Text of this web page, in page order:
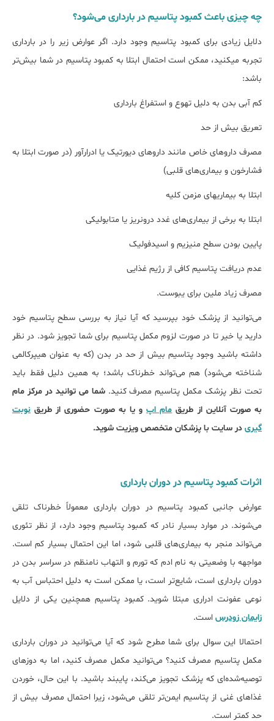
چه چیزی باعث کمبود پتاسیم در بارداری می‌شود؟
دلایل زیادی برای کمبود پتاسیم وجود دارد. اگر عوارض زیر را در بارداری
تجربه می‎کنید، ممکن است احتمال ابتلا به کمبود پتاسیم در شما بیش‌تر
باشد:
کم آبی بدن به دلیل تهوع و استفراغ بارداری
تعریق بیش از حد
مصرف داروهای خاص مانند داروهای دیورتیک یا ادرارآور (در صورت ابتلا به
فشارخون و بیماری‌های قلبی)
ابتلا به بیماری‎های مزمن کلیه
ابتلا به برخی از بیماری‌های غدد درون‎ریز یا متابولیکی
پایین بودن سطح منیزیم و اسیدفولیک
عدم دریافت پتاسیم کافی از رژیم غذایی
مصرف زیاد ملین برای یبوست.
می‌توانید از پزشک خود بپرسید که آیا نیاز به بررسی سطح پتاسیم خود
دارید یا خیر تا در صورت لزوم مکمل پتاسیم برای شما تجویز شود. در نظر
داشته باشید وجود پتاسیم بیش از حد در بدن (که به عنوان هیپرکالمی
شناخته می‌شود) هم می‌تواند خطرناک باشد؛ به همین دلیل فقط باید
تحت نظر پزشک مکمل پتاسیم مصرف کنید.شما می توانید در مرکز مام
به صورت آنلاین از طریقمام اپو یا به صورت حضوری از طریق نوبت
گیری در سایت با پزشکان متخصص ویزیت شوید.
اثرات کمبود پتاسیم در دوران بارداری
عوارض جانبی کمبود پتاسیم در دوران بارداری معمولاً خطرناک تلقی
می‌شوند. در موارد بسیار نادر که کمبود پتاسیم وجود دارد، از نظر تئوری
می‌تواند منجر به بیماری‌های قلبی شود، اما این احتمال بسیار کم است.
مواجهه با وضعیتی به نام ادم که تورم و التهاب نامنظم در سراسر بدن در
دوران بارداری است، شایع‌تر است، یا ممکن است به دلیل احتباس آب به
نوعی عفونت ادراری مبتلا شوید. کمبود پتاسیم همچنین یکی از دلایل
زایمان زودرس است.
احتمالا این سوال برای شما مطرح شود که آیا می‌توانید در دوران بارداری
مکمل پتاسیم مصرف کنید؟ می‌توانید مکمل مصرف کنید، اما به دوزهای
توصیه‌شده‌ای که پزشک تجویز می‌کند، پایبند باشید. با این حال، خوردن
غذاهای غنی از پتاسیم ایمن‌تر تلقی می‌شود، زیرا احتمال مصرف بیش از
حد کمتر است.